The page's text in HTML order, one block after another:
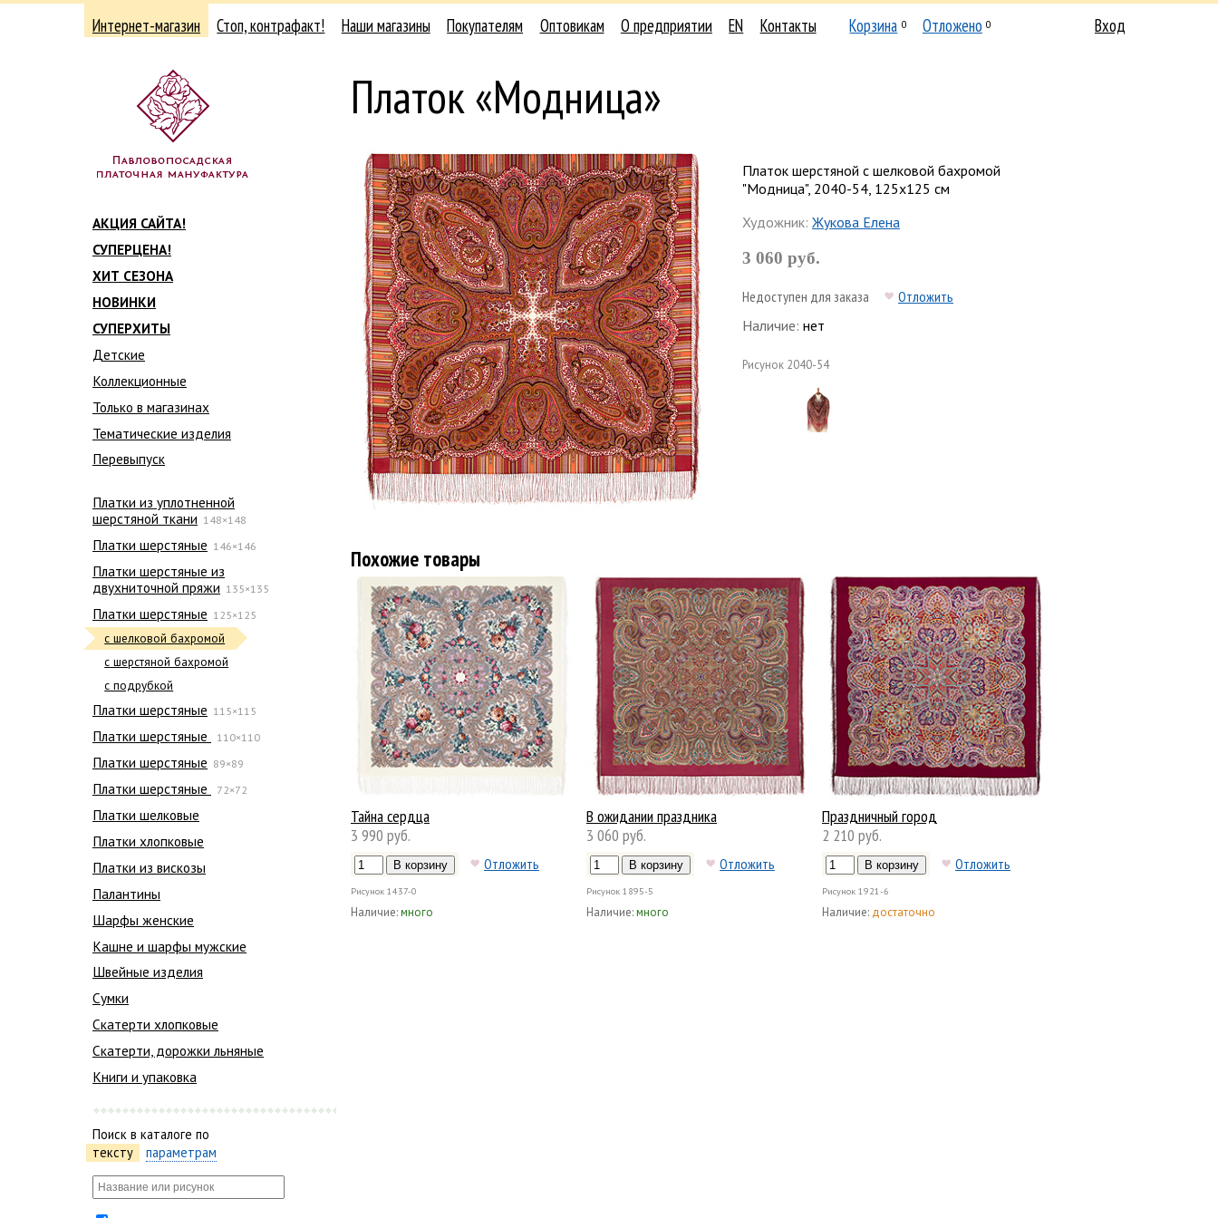
Интернет-магазин Стоп, контрафакт! Наши магазины Покупателям Оптовикам О предприятии EN Контакты Корзина 0 Отложено 0 Вход
АКЦИЯ САЙТА!
СУПЕРЦЕНА!
ХИТ СЕЗОНА
НОВИНКИ
СУПЕРХИТЫ
Детские
Коллекционные
Только в магазинах
Тематические изделия
Перевыпуск
Платки из уплотненной
шерстяной ткани 148×148
Платки шерстяные 146×146
Платки шерстяные из
двухниточной пряжи 135×135
Платки шерстяные 125×125
с шелковой бахромой
с шерстяной бахромой
с подрубкой
Платки шерстяные 115×115
Платки шерстяные 110×110
Платки шерстяные 89×89
Платки шерстяные 72×72
Платки шелковые
Платки хлопковые
Платки из вискозы
Палантины
Шарфы женские
Кашне и шарфы мужские
Швейные изделия
Сумки
Скатерти хлопковые
Скатерти, дорожки льняные
Книги и упаковка
Поиск в каталоге по
тексту
параметрам
Платок «Модница»
Платок шерстяной с шелковой бахромой
"Модница", 2040-54, 125х125 см
Художник: Жукова Елена
3 060 руб.
Недоступен для заказа
Отложить
Наличие: нет
Рисунок 2040-54
Похожие товары
Тайна сердца
3 990 руб.
Отложить
Рисунок 1437-0
Наличие:много
В ожидании праздника
3 060 руб.
Отложить
Рисунок 1895-5
Наличие:много
Праздничный город
2 210 руб.
Отложить
Рисунок 1921-6
Наличие: достаточно